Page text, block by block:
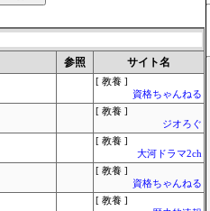
参照 サイト名
[ 教養 ]
資格ちゃんねる
[ 教養 ]
ジオろぐ
[ 教養 ]
大河ドラマ2ch
[ 教養 ]
資格ちゃんねる
[ 教養 ]